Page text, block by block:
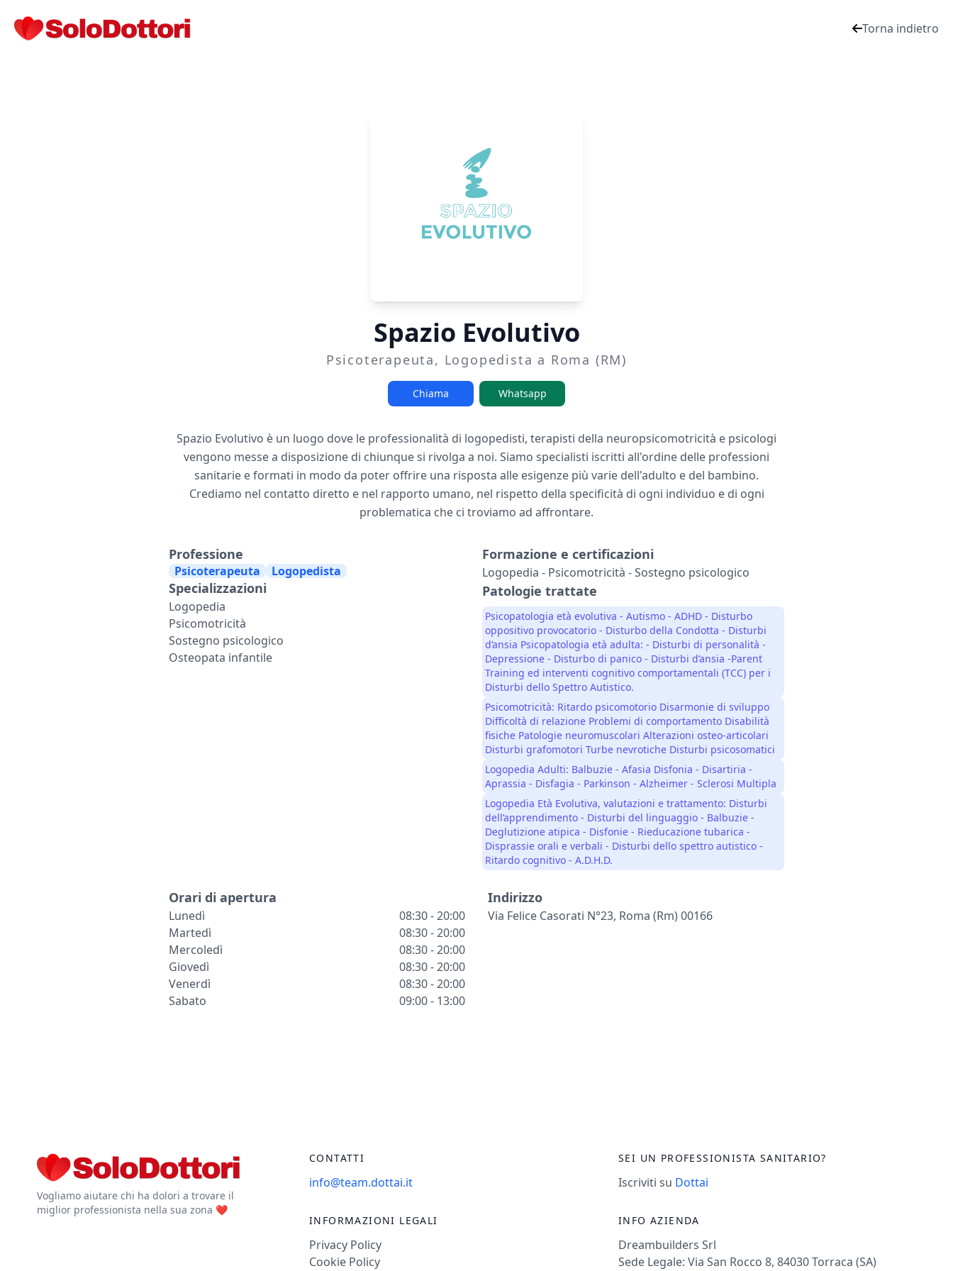
Torna indietro
Spazio Evolutivo
Psicoterapeuta, Logopedista a Roma (RM)
Chiama Whatsapp
Spazio Evolutivo è un luogo dove le professionalità di logopedisti, terapisti della neuropsicomotricità e psicologi
vengono messe a disposizione di chiunque si rivolga a noi. Siamo specialisti iscritti all'ordine delle professioni
sanitarie e formati in modo da poter offrire una risposta alle esigenze più varie dell'adulto e del bambino.
Crediamo nel contatto diretto e nel rapporto umano, nel rispetto della specificità di ogni individuo e di ogni
problematica che ci troviamo ad affrontare.
Professione
Psicoterapeuta Logopedista
Specializzazioni
Logopedia
Psicomotricità
Sostegno psicologico
Osteopata infantile
Formazione e certificazioni
Logopedia - Psicomotricità - Sostegno psicologico
Patologie trattate
Psicopatologia età evolutiva - Autismo - ADHD - Disturbo
oppositivo provocatorio - Disturbo della Condotta - Disturbi
d’ansia Psicopatologia età adulta: - Disturbi di personalità -
Depressione - Disturbo di panico - Disturbi d’ansia -Parent
Training ed interventi cognitivo comportamentali (TCC) per i
Disturbi dello Spettro Autistico.
Psicomotricità: Ritardo psicomotorio Disarmonie di sviluppo
Difficoltà di relazione Problemi di comportamento Disabilità
fisiche Patologie neuromuscolari Alterazioni osteo-articolari
Disturbi grafomotori Turbe nevrotiche Disturbi psicosomatici
Logopedia Adulti: Balbuzie - Afasia Disfonia - Disartiria -
Aprassia - Disfagia - Parkinson - Alzheimer - Sclerosi Multipla
Logopedia Età Evolutiva, valutazioni e trattamento: Disturbi
dell’apprendimento - Disturbi del linguaggio - Balbuzie -
Deglutizione atipica - Disfonie - Rieducazione tubarica -
Disprassie orali e verbali - Disturbi dello spettro autistico -
Ritardo cognitivo - A.D.H.D.
Orari di apertura
Lunedì
08:30 - 20:00
Martedì
08:30 - 20:00
Mercoledì
08:30 - 20:00
Giovedì
08:30 - 20:00
Venerdì
08:30 - 20:00
Sabato
09:00 - 13:00
Indirizzo
Via Felice Casorati N°23, Roma (rm) 00166
Vogliamo aiutare chi ha dolori a trovare il
miglior professionista nella sua zona ❤️
CONTATTI
info@team.dottai.it
INFORMAZIONI LEGALI
Privacy Policy
Cookie Policy
SEI UN PROFESSIONISTA SANITARIO?
Iscriviti su Dottai
INFO AZIENDA
Dreambuilders Srl
Sede Legale: Via San Rocco 8, 84030 Torraca (SA)